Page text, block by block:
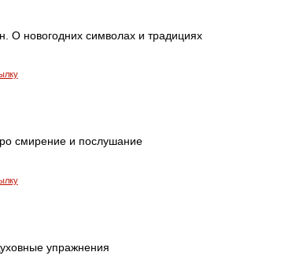
О новогодних символах и традициях
смирение и послушание
упражнения